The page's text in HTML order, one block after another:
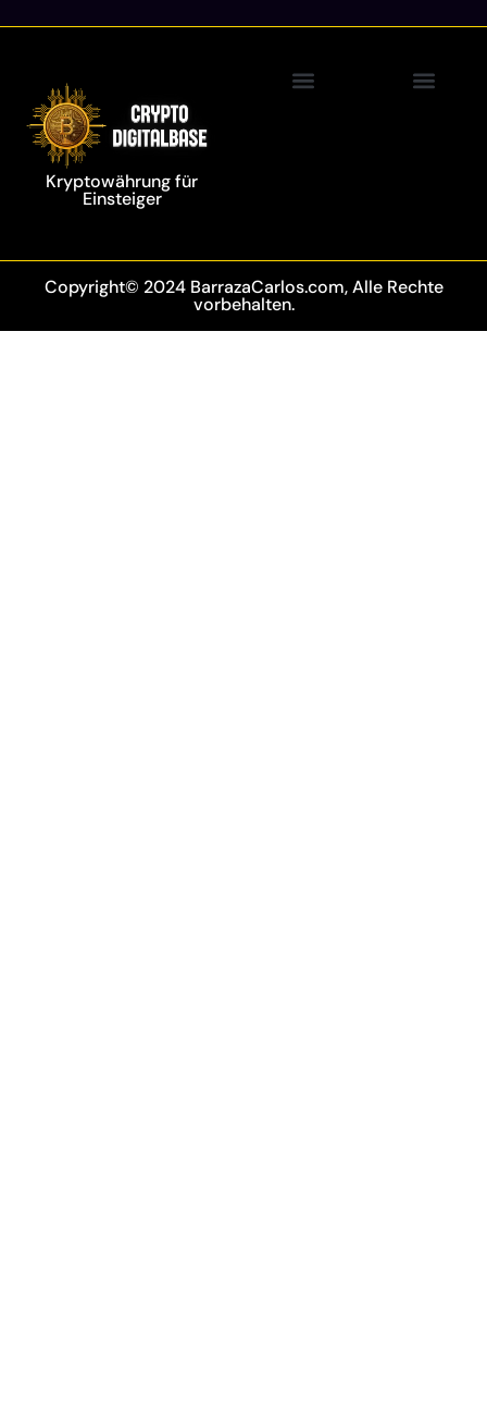
Kryptowährung für
Einsteiger
Copyright© 2024 BarrazaCarlos.com, Alle Rechte
vorbehalten.